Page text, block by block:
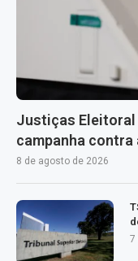
Justiças Eleitoral
campanha contra
8 de agosto de 2026
7